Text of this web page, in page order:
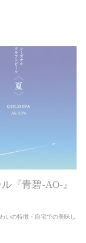
『青碧-AO-』
いの特徴・自宅での美味し